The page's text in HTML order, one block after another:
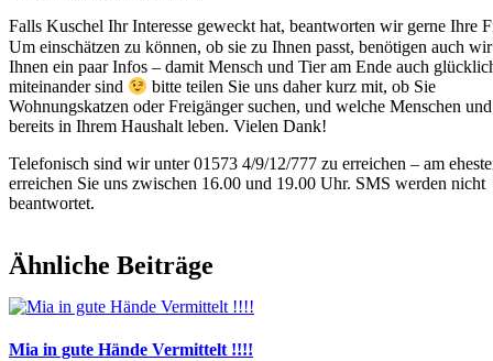
Falls Kuschel Ihr Interesse geweckt hat, beantworten wir gerne Ihre
Um einschätzen zu können, ob sie zu Ihnen passt, benötigen auch
Ihnen ein paar Infos – damit Mensch und Tier am Ende auch
miteinander sind
bitte teilen Sie uns daher kurz mit, ob Sie
Wohnungskatzen oder Freigänger suchen, und welche Menschen
bereits in Ihrem Haushalt leben. Vielen Dank!
Telefonisch sind wir unter 01573 4/9/12/777 zu erreichen – am
erreichen Sie uns zwischen 16.00 und 19.00 Uhr. SMS werden nicht
beantwortet.
Ähnliche Beiträge
Mia in gute Hände Vermittelt !!!!